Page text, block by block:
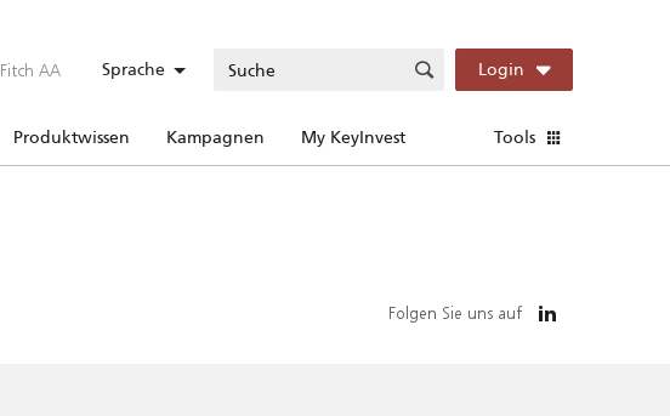
Fitch AA Sprache Login
Produktwissen Kampagnen My KeyInvest Tools
Folgen Sie uns auf